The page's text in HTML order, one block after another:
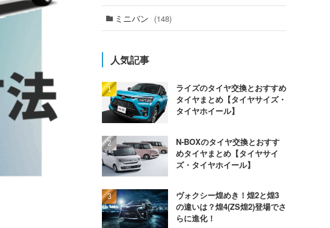
ミニバン (148)
人気記事
ライズのタイヤ交換とおすすめ
タイヤまとめ【タイヤサイズ・
タイヤホイール】
N-BOXのタイヤ交換とおすす
めタイヤまとめ【タイヤサイ
ズ・タイヤホイール】
ヴォクシー煌めき！煌2と煌3
の違いは？煌4(ZS煌2)登場でさ
らに進化！